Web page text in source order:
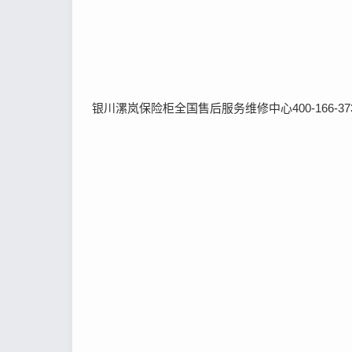
银川漯岚保险柜全国售后服务维修中心400-166-